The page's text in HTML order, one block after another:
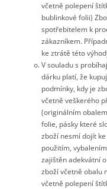
včetně polepení
bublinkové folii)
spotřebitelem k
zákazníkem.
ke ztrátě této
V souladu s
dárku platí, že
podmínky, kdy je
včetně veškerého
(originálním
folie, pásky které
zboží nesmí dojít
použitím,
zajištěn adekvátní
zboží včetně obalu
včetně polepení